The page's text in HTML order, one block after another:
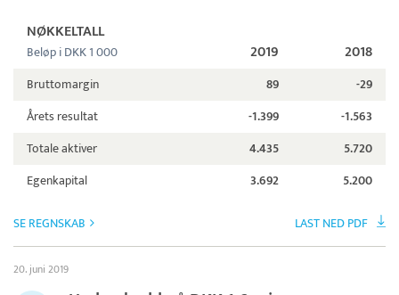
NØKKELTALL
Beløp i DKK 1 000 2019 2018
Bruttomargin 89
-29
Årets resultat
-1.399
-1.563
Totale aktiver
4.435
5.720
Egenkapital
3.692 5.200
SE REGNSKAB LAST NED PDF
20. juni 2019